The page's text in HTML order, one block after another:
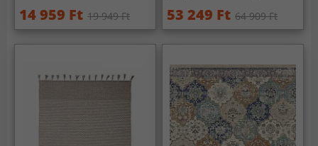
14 959 Ft 19 949 Ft 53 249 Ft 64 909 Ft